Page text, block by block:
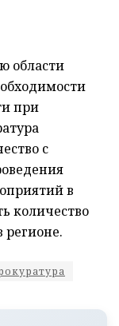
области
при
с
в
количество